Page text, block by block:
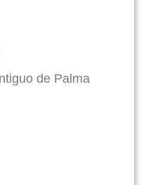
de Palma